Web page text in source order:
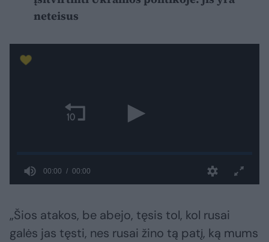
neteisus
„Šios atakos, be abejo, tęsis tol, kol rusai
galės jas tęsti, nes rusai žino tą patį, ką mums